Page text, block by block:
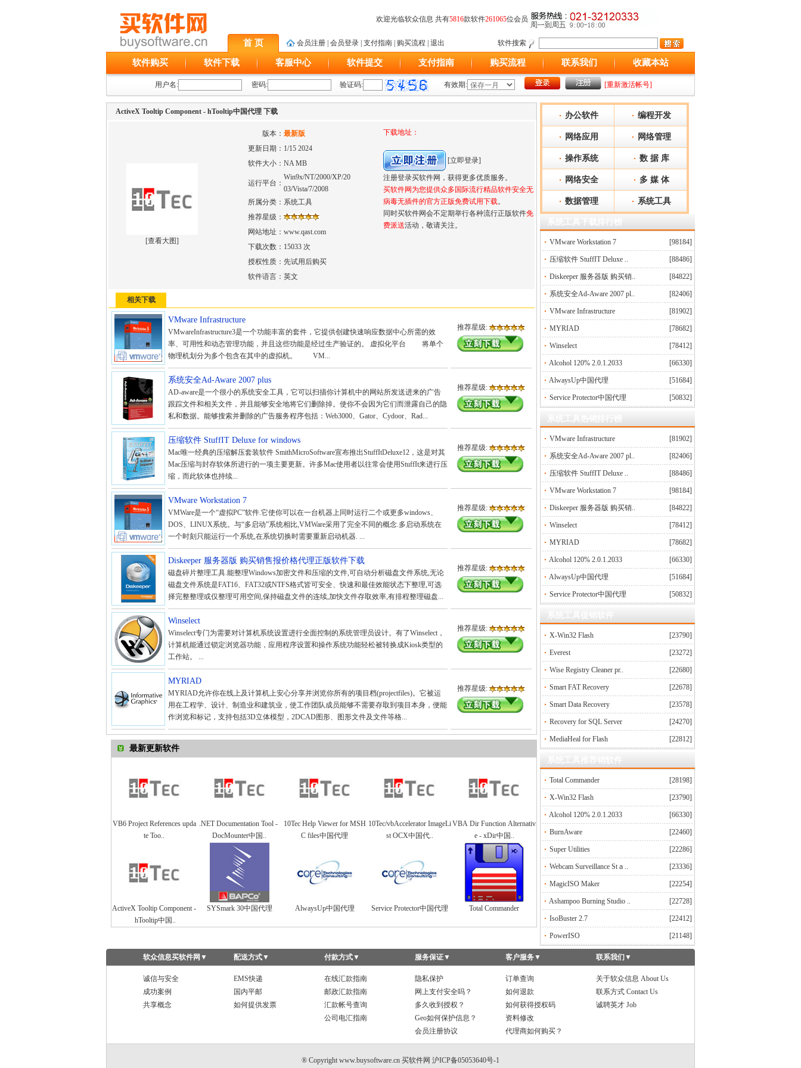
欢迎光临软众信息 共有5816款软件261065位会员
首 页 会员注册 会员登录 支付指南 购买流程 退出 软件搜索
软件购买 软件下载 客服中心 软件提交 支付指南 购买流程 联系我们 收藏本站
用户名: 密码: 验证码: 有效期: [重新激活帐号]
ActiveX Tooltip Component - hTooltip中国代理 下载
[查看大图]
版本： 最新版 下载地址：
[立即登录]
注册登录买软件网，获得更多优质服务。
买软件网为您提供众多国际流行精品软件安全无
病毒无插件的官方正版免费试用下载。
同时买软件网会不定期举行各种流行正版软件免
费派送活动，敬请关注。
更新日期： 1/15 2024
软件大小： NA MB
运行平台：
Win9x/NT/2000/XP/20
03/Vista/7/2008
所属分类： 系统工具
推荐星级：
网站地址： www.qast.com
下载次数： 15033 次
授权性质： 先试用后购买
软件语言： 英文
相关下载
VMware Infrastructure
VMwareInfrastructure3是一个功能丰富的套件，它提供创建快速响应数据中心所需的效
率、可用性和动态管理功能，并且这些功能是经过生产验证的。 虚拟化平台 将单个
物理机划分为多个包含在其中的虚拟机。 VM...
推荐星级:
系统安全Ad-Aware 2007 plus
AD-aware是一个很小的系统安全工具，它可以扫描你计算机中的网站所发送进来的广告
跟踪文件和相关文件，并且能够安全地将它们删除掉。使你不会因为它们而泄露自己的隐
私和数据。能够搜索并删除的广告服务程序包括：Web3000、Gator、Cydoor、Rad...
推荐星级:
压缩软件 StuffIT Deluxe for windows
Mac唯一经典的压缩解压套装软件 SmithMicroSoftware宣布推出StuffItDeluxe12，这是对其
Mac压缩与封存软体所进行的一项主要更新。许多Mac使用者以往常会使用StuffIt来进行压
缩，而此软体也持续...
推荐星级:
VMware Workstation 7
VMWare是一个“虚拟PC”软件.它使你可以在一台机器上同时运行二个或更多windows、
DOS、LINUX系统。与“多启动”系统相比,VMWare采用了完全不同的概念.多启动系统在
一个时刻只能运行一个系统,在系统切换时需要重新启动机器. ...
推荐星级:
Diskeeper 服务器版 购买销售报价格代理正版软件下载
磁盘碎片整理工具.能整理Windows加密文件和压缩的文件,可自动分析磁盘文件系统,无论
磁盘文件系统是FAT16、FAT32或NTFS格式皆可安全、快速和最佳效能状态下整理,可选
择完整整理或仅整理可用空间,保持磁盘文件的连续,加快文件存取效率,有排程整理磁盘...
推荐星级:
Winselect
Winselect专门为需要对计算机系统设置进行全面控制的系统管理员设计。有了Winselect，
计算机能通过锁定浏览器功能，应用程序设置和操作系统功能轻松被转换成Kiosk类型的
工作站。 ...
推荐星级:
MYRIAD
MYRIAD允许你在线上及计算机上安心分享并浏览你所有的项目档(projectfiles)。它被运
用在工程学、设计、制造业和建筑业，使工作团队成员能够不需要存取到项目本身，便能
作浏览和标记，支持包括3D立体模型，2DCAD图形、图形文件及文件等格...
推荐星级:
最新更新软件
VB6 Project References upda
te Too..
.NET Documentation Tool -
DocMounter中国..
10Tec Help Viewer for MSH
C files中国代理
10Tec/vbAccelerator ImageLi
st OCX中国代..
VBA Dir Function Alternativ
e - xDir中国..
ActiveX Tooltip Component -
hTooltip中国..
SYSmark 30中国代理 AlwaysUp中国代理 Service Protector中国代理 Total Commander
办公软件 编程开发
网络应用 网络管理
操作系统 数 据 库
网络安全 多 媒 体
数据管理 系统工具
VMware Workstation 7 [98184]
压缩软件 StuffIT Deluxe .. [88486]
Diskeeper 服务器版 购买销.. [84822]
系统安全Ad-Aware 2007 pl.. [82406]
VMware Infrastructure [81902]
MYRIAD [78682]
Winselect [78412]
Alcohol 120% 2.0.1.2033 [66330]
AlwaysUp中国代理 [51684]
Service Protector中国代理 [50832]
VMware Infrastructure [81902]
系统安全Ad-Aware 2007 pl.. [82406]
压缩软件 StuffIT Deluxe .. [88486]
VMware Workstation 7 [98184]
Diskeeper 服务器版 购买销.. [84822]
Winselect [78412]
MYRIAD [78682]
Alcohol 120% 2.0.1.2033 [66330]
AlwaysUp中国代理 [51684]
Service Protector中国代理 [50832]
X-Win32 Flash [23790]
Everest [23272]
Wise Registry Cleaner pr.. [22680]
Smart FAT Recovery [22678]
Smart Data Recovery [23578]
Recovery for SQL Server [24270]
MediaHeal for Flash [22812]
Total Commander [28198]
X-Win32 Flash [23790]
Alcohol 120% 2.0.1.2033 [66330]
BurnAware [22460]
Super Utilities [22286]
Webcam Surveillance Stａ.. [23336]
MagicISO Maker [22254]
Ashampoo Burning Studio .. [22728]
IsoBuster 2.7 [22412]
PowerISO [21148]
软众信息买软件网 ▼ 配送方式▼ 付款方式▼ 服务保证▼ 客户服务▼ 联系我们 ▼
诚信与安全 EMS快递 在线汇款指南 隐私保护 订单查询
关于软众信息 About Us
成功案例
国内平邮 邮政汇款指南 网上支付安全吗？ 如何退款
联系方式 Contact Us
共享概念
如何提供发票 汇款帐号查询 多久收到授权？ 如何获得授权码
诚聘英才 Job
公司电汇指南
Geo如何保护信息？
资料修改
会员注册协议
代理商如何购买？
® Copyright www.buysoftware.cn 买软件网 沪ICP备05053640号-1